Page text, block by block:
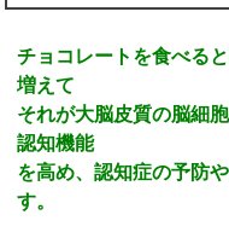
チョコレートを食べる
増えて
それが大脳皮質の脳細
認知機能
を高め、認知症の予防
す。